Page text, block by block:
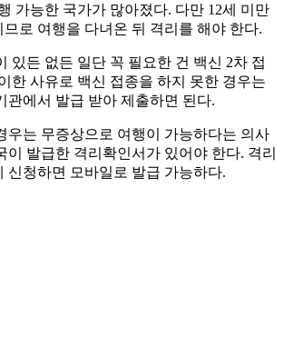
가능한 국가가 많아졌다. 다만 12세 미만
로 여행을 다녀온 뒤 격리를 해야 한다.
있든 없든 일단 꼭 필요한 건 백신 2차 접
한 사유로 백신 접종을 하지 못한 경우는
관에서 발급 받아 제출하면 된다.
우는 무증상으로 여행이 가능하다는 의사
이 발급한 격리확인서가 있어야 한다. 격리
신청하면 모바일로 발급 가능하다.